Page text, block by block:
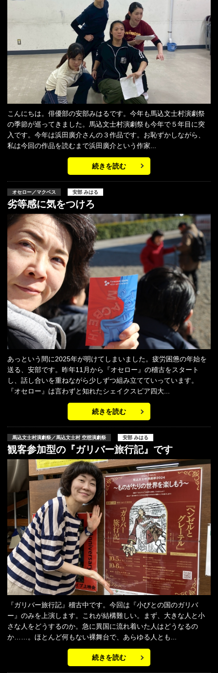
こんにちは。俳優部の安部みはるです。今年も馬込文士村演劇祭
の季節が巡ってきました。馬込文士村演劇祭も今年で５年目に突
入です。今年は浜田廣介さんの３作品です。お恥ずかしながら、
私は今回の作品を読むまで浜田廣介という作家...
続きを読む
オセロー／マクベス 安部 みはる
劣等感に気をつけろ
あっという間に2025年が明けてしまいました。疲労困憊の年始を
送る、安部です。昨年11月から『オセロー』の稽古をスタート
し、話し合いを重ねながら少しずつ組み立てていっています。
『オセロー』は言わずと知れたシェイクスピア四大...
続きを読む
馬込文士村演劇祭／馬込文士村 空想演劇祭 安部 みはる
観客参加型の『ガリバー旅行記』です
『ガリバー旅行記』稽古中です。今回は『小びとの国のガリバ
ー』のみを上演します。これが結構難しい。まず、大きな人と小
さな人をどうするのか。急に異国に流れ着いた人はどうなるの
か……。ほとんど何もない裸舞台で、あらゆる人とも...
続きを読む